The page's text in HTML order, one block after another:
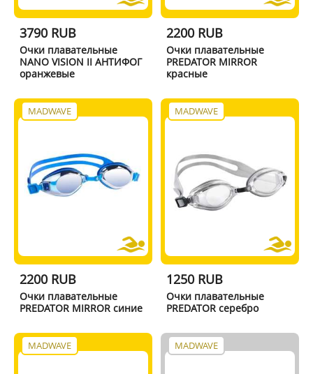
3790 RUB
Очки плавательные
NANO VISION II АНТИФОГ
оранжевые
2200 RUB
Очки плавательные
PREDATOR MIRROR
красные
MADWAVE
2200 RUB
Очки плавательные
PREDATOR MIRROR синие
MADWAVE
1250 RUB
Очки плавательные
PREDATOR серебро
MADWAVE MADWAVE